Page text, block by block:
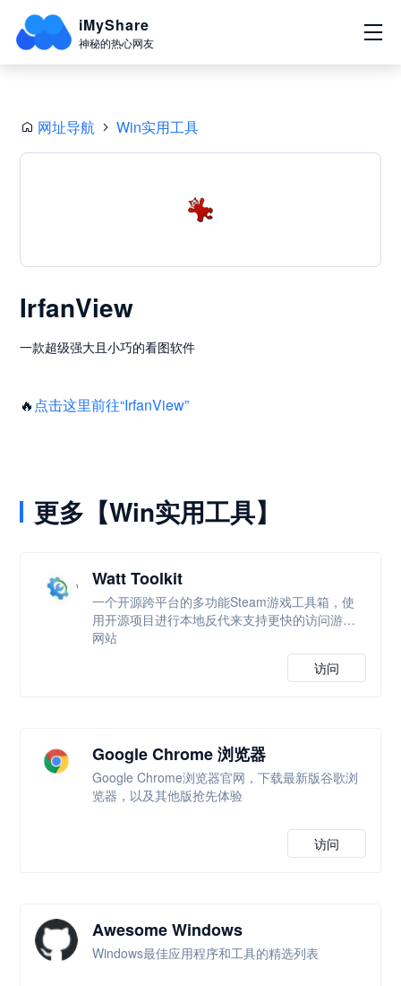
iMyShare
神秘的热心网友
网址导航 Win实用工具
IrfanView
一款超级强大且小巧的看图软件
🔥 点击这里前往“IrfanView”
更多【Win实用工具】
Watt Toolkit
一个开源跨平台的多功能Steam游戏工具箱，使
用开源项目进行本地反代来支持更快的访问游戏
网站
访问
Google Chrome 浏览器
Google Chrome浏览器官网，下载最新版谷歌浏
览器，以及其他版抢先体验
访问
Awesome Windows
Windows最佳应用程序和工具的精选列表